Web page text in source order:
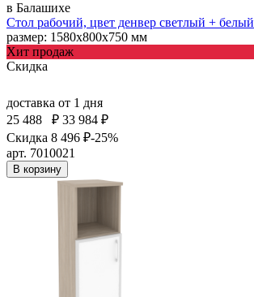
в Балашихе
Стол рабочий, цвет денвер светлый + белый
размер: 1580х800х750 мм
Хит продаж
Скидка
доставка от 1 дня
25 488
₽ 33 984 ₽
Скидка 8 496 ₽-25%
арт. 7010021
В корзину